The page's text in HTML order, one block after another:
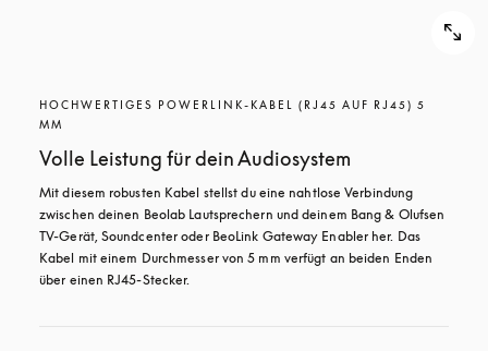
HOCHWERTIGES POWERLINK-KABEL (RJ45 AUF RJ45) 5
MM
Volle Leistung für dein Audiosystem
Mit diesem robusten Kabel stellst du eine nahtlose Verbindung
zwischen deinen Beolab Lautsprechern und deinem Bang & Olufsen
TV-Gerät, Soundcenter oder BeoLink Gateway Enabler her. Das
Kabel mit einem Durchmesser von 5 mm verfügt an beiden Enden
über einen RJ45-Stecker.